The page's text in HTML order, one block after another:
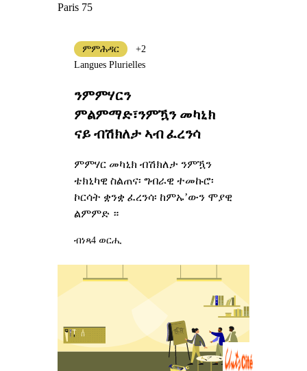
Paris 75
ንምምሃርን
ምልምማድ፣ንምዃን መካኒክ
ናይ ብሽክለታ ኣብ ፈረንሳ
ምምሃር መካኒክ ብሽክለታ ንምዃን
ቴክኒካዊ ስልጠና፡ ግብራዊ ተመኩሮ፡
ኮርሳት ቋንቋ ፈረንሳ፡ ከምኡ’ውን ሞያዊ
ልምምድ ።
ምምሕዳር
+2
Langues Plurielles
ብነጻ4 ወርሒ